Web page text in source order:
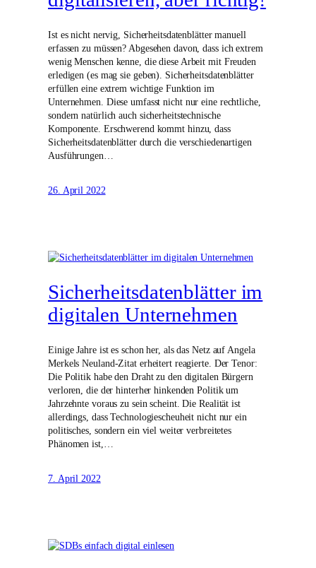
Ist es nicht nervig, Sicherheitsdatenblätter manuell
erfassen zu müssen? Abgesehen davon, dass ich extrem
wenig Menschen kenne, die diese Arbeit mit Freuden
erledigen (es mag sie geben). Sicherheitsdatenblätter
erfüllen eine extrem wichtige Funktion im
Unternehmen. Diese umfasst nicht nur eine rechtliche,
sondern natürlich auch sicherheitstechnische
Komponente. Erschwerend kommt hinzu, dass
Sicherheitsdatenblätter durch die verschiedenartigen
Ausführungen…
26. April 2022
Sicherheitsdatenblätter im
digitalen Unternehmen
Einige Jahre ist es schon her, als das Netz auf Angela
Merkels Neuland-Zitat erheitert reagierte. Der Tenor:
Die Politik habe den Draht zu den digitalen Bürgern
verloren, die der hinterher hinkenden Politik um
Jahrzehnte voraus zu sein scheint. Die Realität ist
allerdings, dass Technologiescheuheit nicht nur ein
politisches, sondern ein viel weiter verbreitetes
Phänomen ist,…
7. April 2022